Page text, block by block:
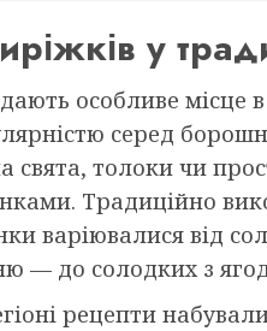
у
особливе місце
серед
свята, толоки чи
Традиційно
варіювалися від
— до солодких з
рецепти